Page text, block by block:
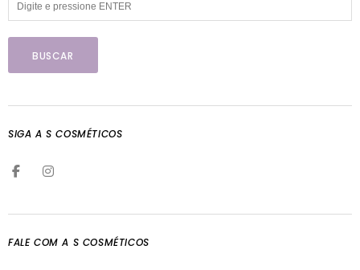
SIGA A S COSMÉTICOS
FALE COM A S COSMÉTICOS